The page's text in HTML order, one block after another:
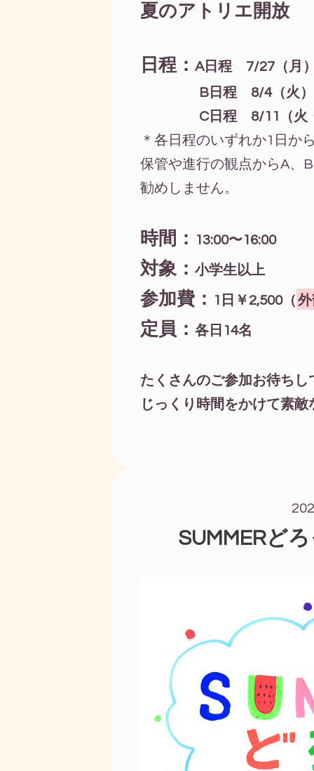
夏のアトリエ開放
日程： A日程 7/27（月
B日程 8/4（火）
C日程 8/11（火
＊各日程のいずれか1日か
保管や進行の観点からA、
勧めしません。
時間： 13:00〜16:00
対象： 小学生以上
参加費： 1日￥2,500（
定員： 各日14名
たくさんのご参加お待ちし
じっくり時間をかけて素
SUMMERど